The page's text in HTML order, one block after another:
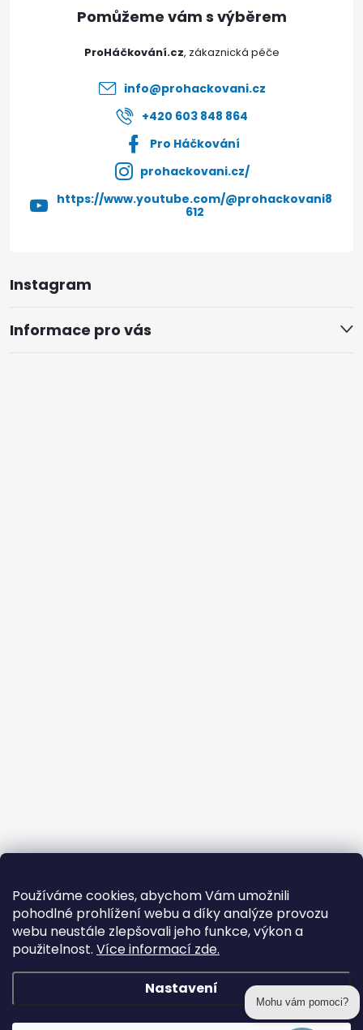
Používáme cookies, abychom Vám umožnili
pohodlné prohlížení webu a díky analýze provozu
webu neustále zlepšovali jeho funkce, výkon a
použitelnost. Více informací zde.
Nastavení
Instagram
Informace pro vás
ProHáčkování.cz
info@prohackovani.cz
+420 603 848 864
Pro Háčkování
prohackovani.cz/
https://www.youtube.com/@prohackovani8
612
Copyright 2026prohackovani.cz. Všechna práva vyhrazena.
Mohu vám pomoci?